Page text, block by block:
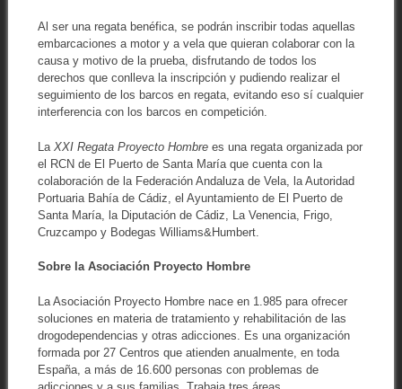
Al ser una regata benéfica, se podrán inscribir todas aquellas
embarcaciones a motor y a vela que quieran colaborar con la
causa y motivo de la prueba, disfrutando de todos los
derechos que conlleva la inscripción y pudiendo realizar el
seguimiento de los barcos en regata, evitando eso sí cualquier
interferencia con los barcos en competición.
La XXI Regata Proyecto Hombre es una regata organizada por
el RCN de El Puerto de Santa María que cuenta con la
colaboración de la Federación Andaluza de Vela, la Autoridad
Portuaria Bahía de Cádiz, el Ayuntamiento de El Puerto de
Santa María, la Diputación de Cádiz, La Venencia, Frigo,
Cruzcampo y Bodegas Williams&Humbert.
Sobre la Asociación Proyecto Hombre
La Asociación Proyecto Hombre nace en 1.985 para ofrecer
soluciones en materia de tratamiento y rehabilitación de las
drogodependencias y otras adicciones. Es una organización
formada por 27 Centros que atienden anualmente, en toda
España, a más de 16.600 personas con problemas de